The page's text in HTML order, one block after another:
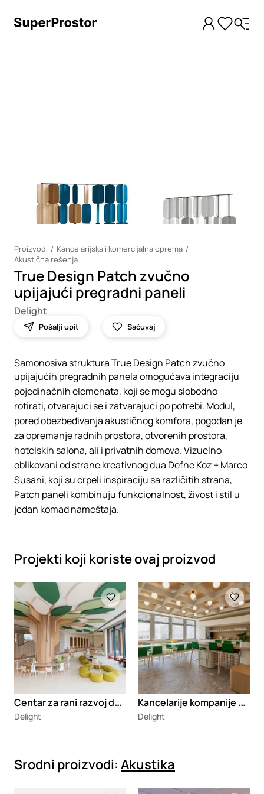
Proizvodi
Kancelarijska i komercijalna oprema
Akustična rešenja
True Design Patch zvučno
upijajući pregradni paneli
Delight
Pošalji upit Sačuvaj
Samonosiva struktura True Design Patch zvučno
upijajućih pregradnih panela omogućava integraciju
pojedinačnih elemenata, koji se mogu slobodno
rotirati, otvarajući se i zatvarajući po potrebi. Modul,
pored obezbeđivanja akustičnog komfora, pogodan je
za opremanje radnih prostora, otvorenih prostora,
hotelskih salona, ali i privatnih domova. Vizuelno
oblikovani od strane kreativnog dua Defne Koz + Marco
Susani, koji su crpeli inspiraciju sa različitih strana,
Patch paneli kombinuju funkcionalnost, živost i stil u
jedan komad nameštaja.
Projekti koji koriste ovaj proizvod
Loading
C
entar za rani razvoj dece i inkluziju - enterijer
Delight
Loading
K
ancelarije kompanije Teva
Delight
Srodni proizvodi: Akustika